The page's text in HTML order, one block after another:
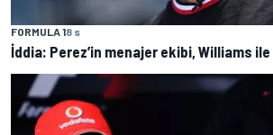
FORMULA 18 s
İddia: Perez’in menajer ekibi, Williams